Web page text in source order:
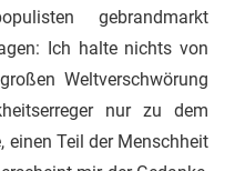
gebrandmarkt
Ich halte nichts von
Weltverschwörung
nur zu dem
einen Teil der Menschheit